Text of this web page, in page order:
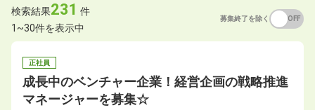
検索結果231 件
1~30件を表示中
募集終了を除く OFF
正社員
成長中のベンチャー企業！経営企画の戦略推進
マネージャーを募集☆